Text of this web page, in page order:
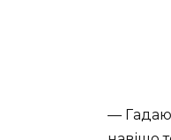
— Гадаю,